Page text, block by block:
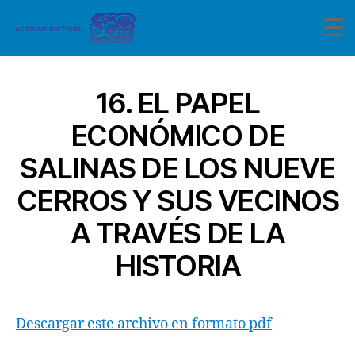
16. EL PAPEL
ECONÓMICO DE
SALINAS DE LOS NUEVE
CERROS Y SUS VECINOS
A TRAVÉS DE LA
HISTORIA
Descargar este archivo en formato pdf